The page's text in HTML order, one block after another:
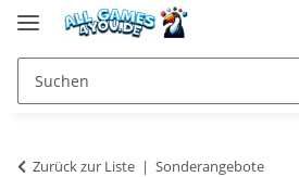
Zurück zur Liste Sonderangebote